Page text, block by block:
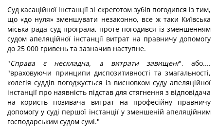
Суд касаційної інстанції зі скреготом зубів погодився із тим,
що «до нуля» зменшувати незаконно, все ж таки Київська
міська рада суд програла, проте погодився із зменшенням
судом апеляційної інстанції витрат на правничу допомогу
до 25 000 гривень та зазначив наступне.
"Справа є нескладна, а витрати завищені", або....
"враховуючи принципи диспозитивності та змагальності,
колегія суддів погоджується із висновком суду апеляційної
інстанції про наявність підстав для стягнення з відповідача
на користь позивача витрат на професійну правничу
допомогу у суді першої інстанції у зменшеній апеляційним
господарським судом сумі."